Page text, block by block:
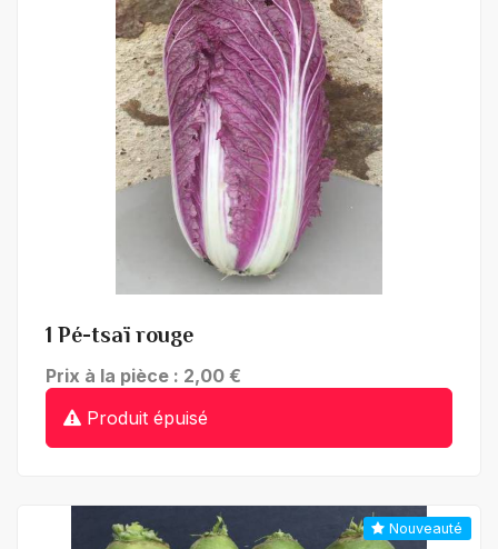
1 Pé-tsaï rouge
Prix à la pièce : 2,00 €
Produit épuisé
+ de détails
Nouveauté